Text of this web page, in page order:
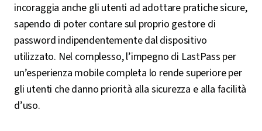
incoraggia anche gli utenti ad adottare pratiche sicure,
sapendo di poter contare sul proprio gestore di
password indipendentemente dal dispositivo
utilizzato. Nel complesso, l’impegno di LastPass per
un’esperienza mobile completa lo rende superiore per
gli utenti che danno priorità alla sicurezza e alla facilità
d’uso.